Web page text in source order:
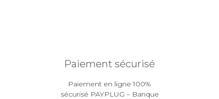
Paiement sécurisé
Paiement en ligne 100%
sécurisé PAYPLUG – Banque